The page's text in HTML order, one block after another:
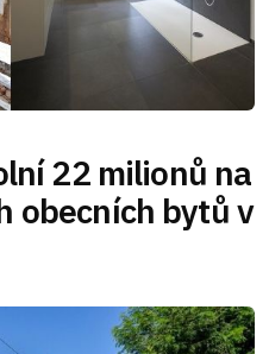
22 milionů na
obecních bytů v